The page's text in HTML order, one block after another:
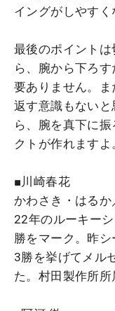
イングがしやすく
最後のポイント
ら、腕から下ろ
要ありません。
返す意識もない
ら、腕を真下に
クトが作れますよ
■川崎春花
かわさき・はるか
22年のルーキー
勝をマーク。昨
3勝を挙げてメル
た。村田製作所所